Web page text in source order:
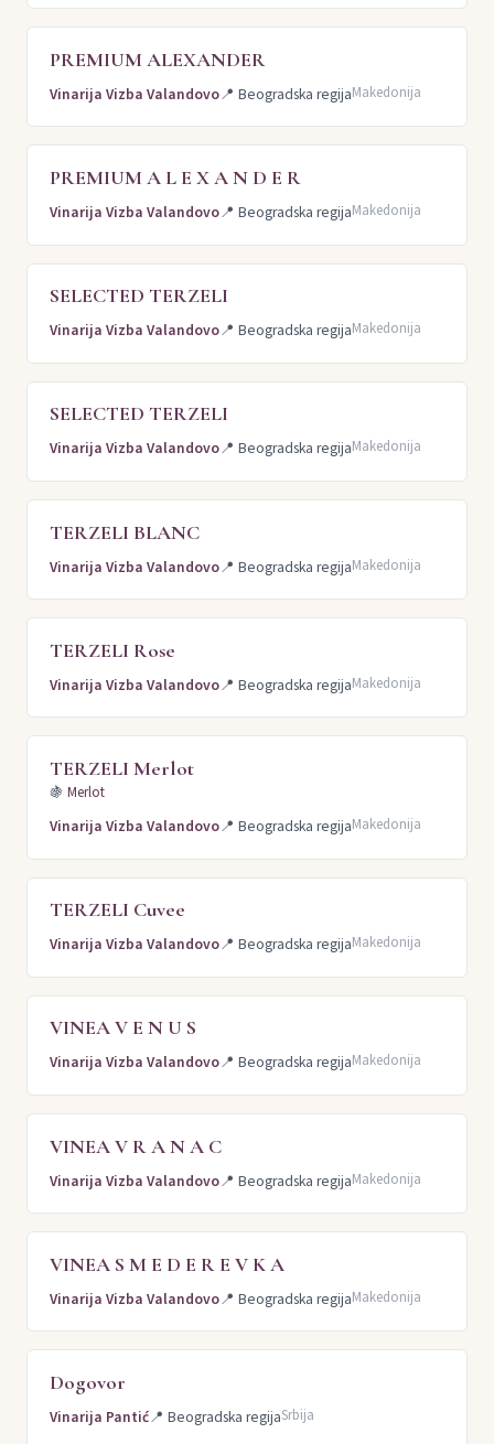
PREMIUM ALEXANDER
Vinarija Vizba Valandovo📍 Beogradska regijaMakedonija
PREMIUM А L E X A N D E R
Vinarija Vizba Valandovo📍 Beogradska regijaMakedonija
SELECTED TERZELI
Vinarija Vizba Valandovo📍 Beogradska regijaMakedonija
SELECTED TERZELI
Vinarija Vizba Valandovo📍 Beogradska regijaMakedonija
TERZELI BLANC
Vinarija Vizba Valandovo📍 Beogradska regijaMakedonija
TERZELI Rose
Vinarija Vizba Valandovo📍 Beogradska regijaMakedonija
TERZELI Merlot
🍇 Merlot
Vinarija Vizba Valandovo📍 Beogradska regijaMakedonija
TERZELI Cuvee
Vinarija Vizba Valandovo📍 Beogradska regijaMakedonija
VINEA V E N U S
Vinarija Vizba Valandovo📍 Beogradska regijaMakedonija
VINEA V R A N A C
Vinarija Vizba Valandovo📍 Beogradska regijaMakedonija
VINEA S M E D E R E V K A
Vinarija Vizba Valandovo📍 Beogradska regijaMakedonija
Dogovor
Vinarija Pantić📍 Beogradska regijaSrbija